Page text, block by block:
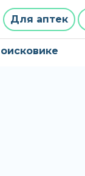
Для аптек